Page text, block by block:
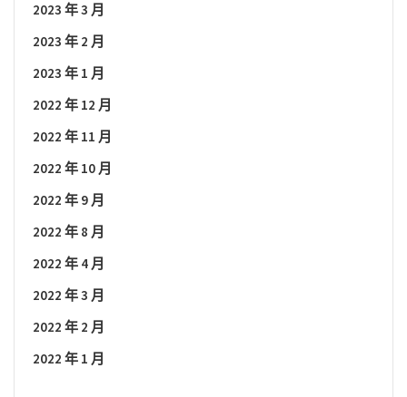
2023 年 3 月
2023 年 2 月
2023 年 1 月
2022 年 12 月
2022 年 11 月
2022 年 10 月
2022 年 9 月
2022 年 8 月
2022 年 4 月
2022 年 3 月
2022 年 2 月
2022 年 1 月